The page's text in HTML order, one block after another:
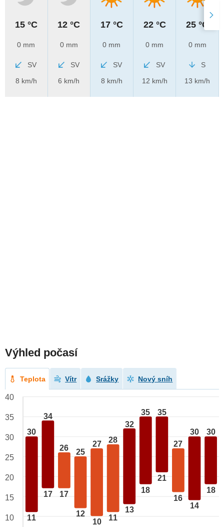
15 °C
0 mm
SV
8 km/h
12 °C
0 mm
SV
6 km/h
17 °C
0 mm
SV
8 km/h
22 °C
0 mm
SV
12 km/h
25 °C
0 mm
S
13 km/h
Výhled počasí
Teplota Vítr Srážky Nový sníh
30
11
34
17
26
17
25
12
27
10
28
11
32
13
35
18
35
21
27
16
30
14
30
18
40
35
30
25
20
15
10